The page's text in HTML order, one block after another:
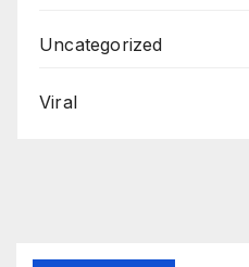
Uncategorized
Viral